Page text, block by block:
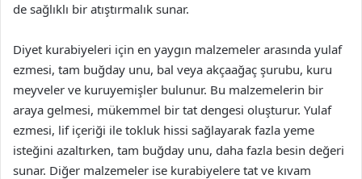
de sağlıklı bir atıştırmalık sunar.
Diyet kurabiyeleri için en yaygın malzemeler arasında yulaf
ezmesi, tam buğday unu, bal veya akçaağaç şurubu, kuru
meyveler ve kuruyemişler bulunur. Bu malzemelerin bir
araya gelmesi, mükemmel bir tat dengesi oluşturur. Yulaf
ezmesi, lif içeriği ile tokluk hissi sağlayarak fazla yeme
isteğini azaltırken, tam buğday unu, daha fazla besin değeri
sunar. Diğer malzemeler ise kurabiyelere tat ve kıvam